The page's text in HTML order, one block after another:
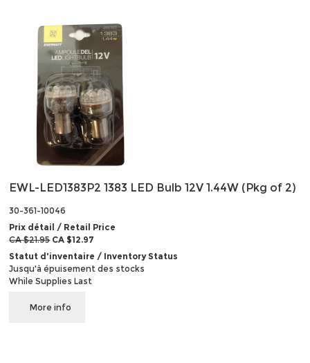
EWL-LED1383P2 1383 LED Bulb 12V 1.44W (Pkg of 2)
30-361-10046
Prix détail / Retail Price
CA $21.95CA $12.97
Statut d'inventaire / Inventory Status
Jusqu'à épuisement des stocks
While Supplies Last
More info